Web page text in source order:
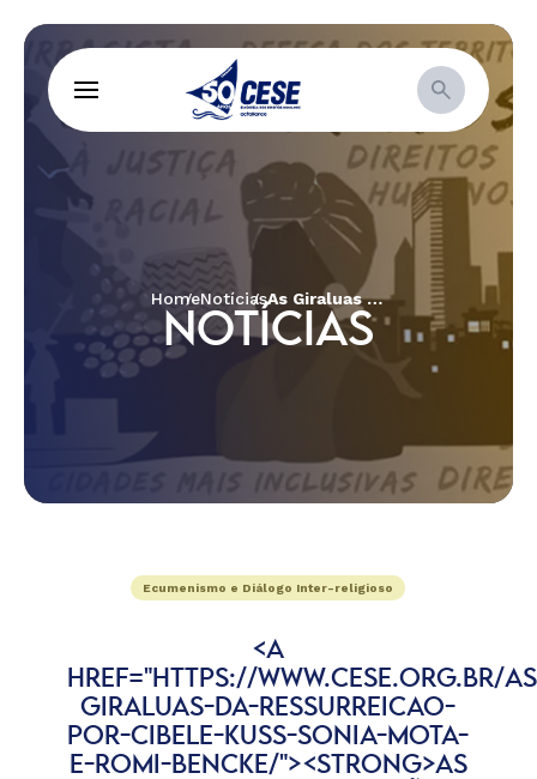
HomeNotícias As Giraluas da Ressurreição. Por Cibele Kuss, Sônia Mota e Romi Bencke
NOTÍCIAS
Ecumenismo e Diálogo Inter-religioso
<A
HREF="HTTPS://WWW.CESE.ORG.BR/
GIRALUAS-DA-RESSURREICAO-
POR-CIBELE-KUSS-SONIA-MOTA-
E-ROMI-BENCKE/"><STRONG>AS